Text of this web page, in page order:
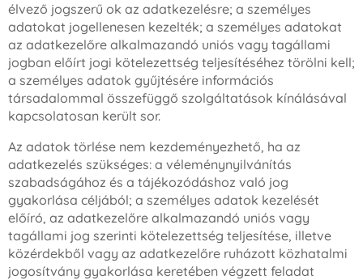
élvező jogszerű ok az adatkezelésre; a személyes
adatokat jogellenesen kezelték; a személyes adatokat
az adatkezelőre alkalmazandó uniós vagy tagállami
jogban előírt jogi kötelezettség teljesítéséhez törölni kell;
a személyes adatok gyűjtésére információs
társadalommal összefüggő szolgáltatások kínálásával
kapcsolatosan került sor.
Az adatok törlése nem kezdeményezhető, ha az
adatkezelés szükséges: a véleménynyilvánítás
szabadságához és a tájékozódáshoz való jog
gyakorlása céljából; a személyes adatok kezelését
előíró, az adatkezelőre alkalmazandó uniós vagy
tagállami jog szerinti kötelezettség teljesítése, illetve
közérdekből vagy az adatkezelőre ruházott közhatalmi
jogosítvány gyakorlása keretében végzett feladat